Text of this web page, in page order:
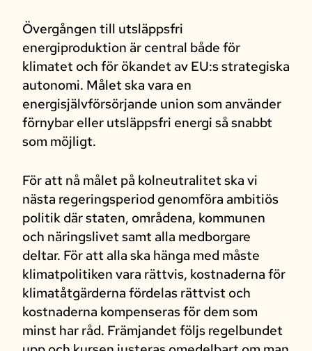
Övergången till utsläppsfri
energiproduktion är central både för
klimatet och för ökandet av EU:s strategiska
autonomi. Målet ska vara en
energisjälvförsörjande union som använder
förnybar eller utsläppsfri energi så snabbt
som möjligt.
För att nå målet på kolneutralitet ska vi
nästa regeringsperiod genomföra ambitiös
politik där staten, områdena, kommunen
och näringslivet samt alla medborgare
deltar. För att alla ska hänga med måste
klimatpolitiken vara rättvis, kostnaderna för
klimatåtgärderna fördelas rättvist och
kostnaderna kompenseras för dem som
minst har råd. Främjandet följs regelbundet